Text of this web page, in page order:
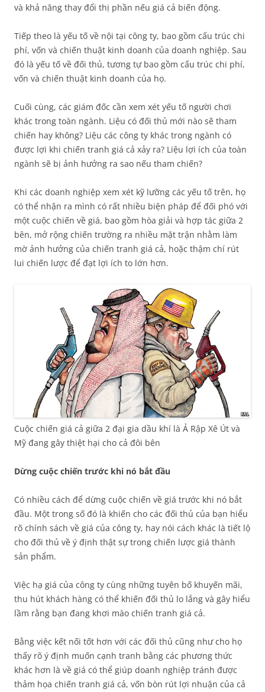
và khả năng thay đổi thị phần nếu giá cả biến động.
Tiếp theo là yếu tố về nội tại công ty, bao gồm cấu trúc chi
phí, vốn và chiến thuật kinh doanh của doanh nghiệp. Sau
đó là yếu tố về đối thủ, tương tự bao gồm cấu trúc chi phí,
vốn và chiến thuật kinh doanh của họ.
Cuối cùng, các giám đốc cần xem xét yếu tố người chơi
khác trong toàn ngành. Liệu có đối thủ mới nào sẽ tham
chiến hay không? Liệu các công ty khác trong ngành có
được lợi khi chiến tranh giá cả xảy ra? Liệu lợi ích của toàn
ngành sẽ bị ảnh hưởng ra sao nếu tham chiến?
Khi các doanh nghiệp xem xét kỹ lưỡng các yếu tố trên, họ
có thể nhận ra mình có rất nhiều biện pháp để đối phó với
một cuộc chiến về giá, bao gồm hòa giải và hợp tác giữa 2
bên, mở rộng chiến trường ra nhiều mặt trận nhằm làm
mờ ảnh hưởng của chiến tranh giá cả, hoặc thậm chí rút
lui chiến lược để đạt lợi ích to lớn hơn.
Cuộc chiến giá cả giữa 2 đại gia dầu khí là Ả Rập Xê Út và
Mỹ đang gây thiệt hại cho cả đôi bên
Dừng cuộc chiến trước khi nó bắt đầu
Có nhiều cách để dừng cuộc chiến về giá trước khi nó bắt
đầu. Một trong số đó là khiến cho các đối thủ của bạn hiểu
rõ chính sách về giá của công ty, hay nói cách khác là tiết lộ
cho đối thủ về ý định thật sự trong chiến lược giá thành
sản phẩm.
Việc hạ giá của công ty cùng những tuyên bố khuyến mãi,
thu hút khách hàng có thể khiến đối thủ lo lắng và gây hiểu
lầm rằng bạn đang khơi mào chiến tranh giá cả.
Bằng việc kết nối tốt hơn với các đối thủ cũng như cho họ
thấy rõ ý định muốn cạnh tranh bằng các phương thức
khác hơn là về giá có thể giúp doanh nghiệp tránh được
thảm họa chiến tranh giá cả, vốn bòn rút lợi nhuận của cả